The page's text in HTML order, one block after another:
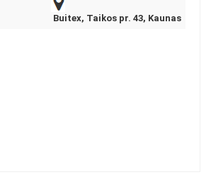
Buitex, Taikos pr. 43, Kaunas